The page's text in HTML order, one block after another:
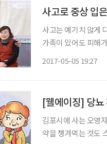
사고로 중상 입
사고는 예기치 않게
가족이 있어도 피해
2017-05-05 19:27
[웰에이징] 당뇨
김포시에 사는 오영
약을 챙겨먹는 것도